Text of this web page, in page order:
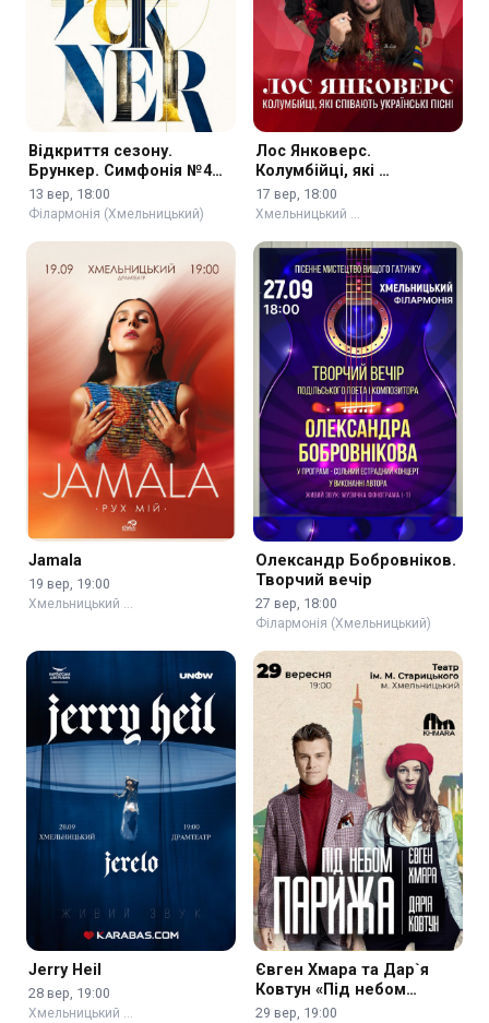
Відкриття сезону.
Брункер. Симфонія №4
«Романтична»
13 вер, 18:00
Філармонія (Хмельницький)
Лос Янковерс.
Колумбійці, які …
17 вер, 18:00
Хмельницький …
Jamala
19 вер, 19:00
Хмельницький …
Олександр Бобровніков.
Творчий вечір
27 вер, 18:00
Філармонія (Хмельницький)
Jerry Heil
28 вер, 19:00
Хмельницький …
Євген Хмара та Дар`я
Ковтун «Під небом
Парижа»
29 вер, 19:00